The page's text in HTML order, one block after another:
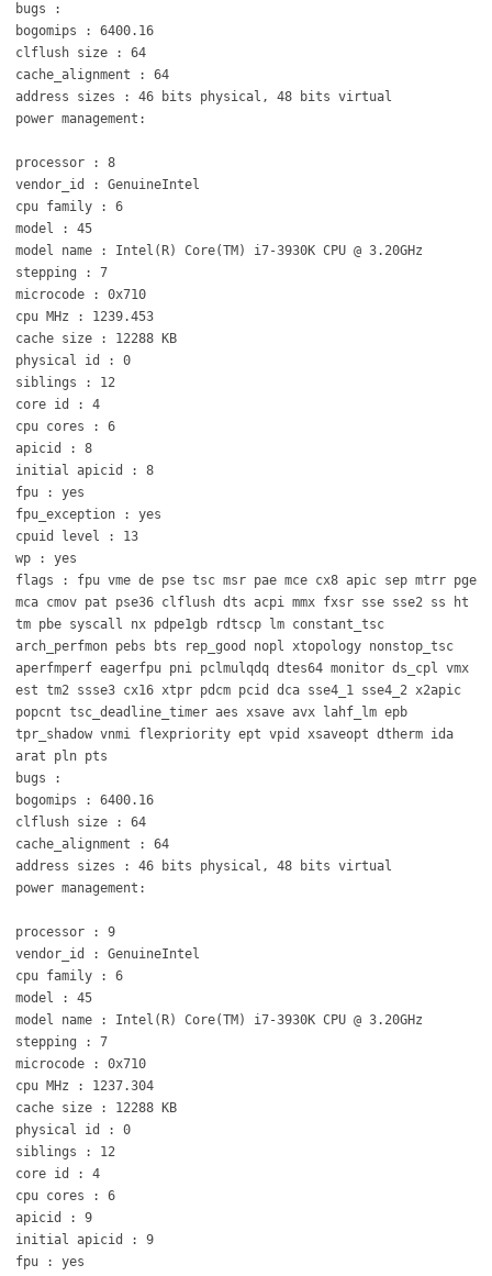
bugs :
bogomips : 6400.16
clflush size : 64
cache_alignment : 64
address sizes : 46 bits physical, 48 bits virtual
power management:
processor : 8
vendor_id : GenuineIntel
cpu family : 6
model : 45
model name : Intel(R) Core(TM) i7-3930K CPU @ 3.20GHz
stepping : 7
microcode : 0x710
cpu MHz : 1239.453
cache size : 12288 KB
physical id : 0
siblings : 12
core id : 4
cpu cores : 6
apicid : 8
initial apicid : 8
fpu : yes
fpu_exception : yes
cpuid level : 13
wp : yes
flags : fpu vme de pse tsc msr pae mce cx8 apic sep mtrr pge
mca cmov pat pse36 clflush dts acpi mmx fxsr sse sse2 ss ht
tm pbe syscall nx pdpe1gb rdtscp lm constant_tsc
arch_perfmon pebs bts rep_good nopl xtopology nonstop_tsc
aperfmperf eagerfpu pni pclmulqdq dtes64 monitor ds_cpl vmx
est tm2 ssse3 cx16 xtpr pdcm pcid dca sse4_1 sse4_2 x2apic
popcnt tsc_deadline_timer aes xsave avx lahf_lm epb
tpr_shadow vnmi flexpriority ept vpid xsaveopt dtherm ida
arat pln pts
bugs :
bogomips : 6400.16
clflush size : 64
cache_alignment : 64
address sizes : 46 bits physical, 48 bits virtual
power management:
processor : 9
vendor_id : GenuineIntel
cpu family : 6
model : 45
model name : Intel(R) Core(TM) i7-3930K CPU @ 3.20GHz
stepping : 7
microcode : 0x710
cpu MHz : 1237.304
cache size : 12288 KB
physical id : 0
siblings : 12
core id : 4
cpu cores : 6
apicid : 9
initial apicid : 9
fpu : yes